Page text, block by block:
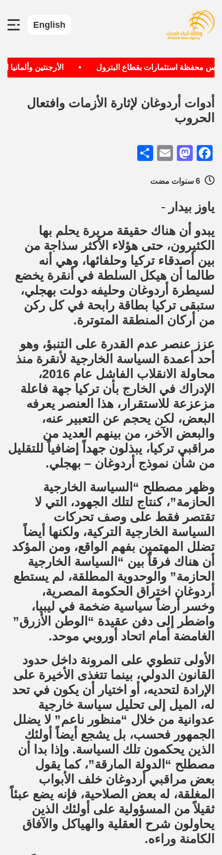
English
محفظة استثمارات بقطاع البترول الأرجنتين وألمانيا
أدوات أردوغان لإثارة الأزمات وافتعال
الحروب
Facebook
Mastodon
Email
ياوز بيدار
يبدو أن هناك حقيقة مريرة يحلم بها
الكثيرون، حتى هؤلاء الأكثر سذاجة من
بين أصدقاء تركيا وحلفائها، وهي أنه
طالما أن هيكل السلطة في أنقرة يخضع
لسيطرة أردوغان وحليفه دولت بهجلي،
ستبقى تركيا بطاقة رابحة في كل ركن
من أركان المنطقة المتوترة.
عزز عنصر عدم القدرة على التنبؤ، وهو
أحد أعمدة السياسة الخارجية لأنقرة منذ
محاولة الانقلاب الفاشل عام 2016،
الإدراك في الخارج بأن تركيا جهة فاعلة
مزعزعة للاستقرار، هذا العنصر يعرفه
البعض، لكن يحجم عن التعبير عنه،
والبعض الآخر، من بينهم العديد من
مراقبي تركيا، يبذلون جهداً إضافياً للتقليل
من شأن نموذج أردوغان – بهجلي.
وظهر مصطلح “السياسة الخارجية
الحازمة”، كنتاج لتلك الجهود، التي لا
تقتصر فقط على وصف تحركات
السياسة الخارجية التركية، ولكنها أيضاً
تضلل المهتمين بفهم الواقع، ومن المؤكد
أن هناك فرقاً بين “السياسة الخارجية
الحازمة” والوحدوية المطلقة، لم يستطع
أردوغان اختراق الحكومة المصرية،
وخسر أرضاً سياسية ضخمة في ليبيا،
واضطر إلى دفن عقيدة “الوطن الأزرق”
الغامضة أمام اتحاد أوروبي موحد.
الأولى تنطوي على المرونة داخل حدود
القانون الدولي، بينما تتغذى الأخيرة على
الإرادة لتحديه، أو اختيار أن يكون في تحد
له، الميل إلى تحليل سياسة خارجية
عدوانية من خلال “منظور ناعم” لا يضلل
الجمهور فحسب، بل يشجع أيضاً أولئك
الذين يحكمون تلك السياسة. وإذا بدا أن
مصطلح “الدولة المارقة”، كما يقول
بعض مراقبي أردوغان خلف الأبواب
المغلقة، له بعض الصلاحية، فإنه يضع عبئاً
ثقيلاً من المسؤولية على أولئك الذين
يحاولون شرح العقلية والهياكل والآفاق
الكامنة وراءه.